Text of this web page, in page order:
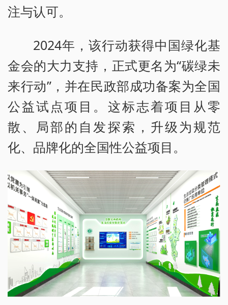
注与认可。
2024年，该行动获得中国绿化基
金会的大力支持，正式更名为“碳绿未
来行动”，并在民政部成功备案为全国
公益试点项目。这标志着项目从零
散、局部的自发探索，升级为规范
化、品牌化的全国性公益项目。